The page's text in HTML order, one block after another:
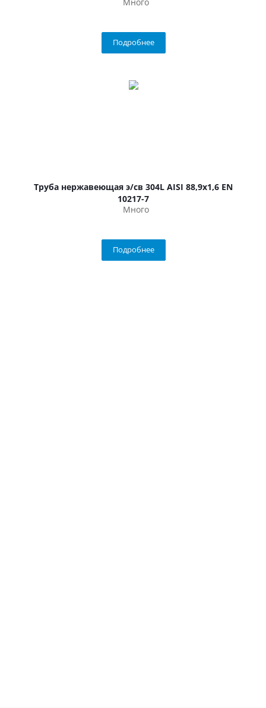
Подробнее
Труба нержавеющая э/св 304L AISI 88,9х1,6 EN
10217-7
Много
Подробнее